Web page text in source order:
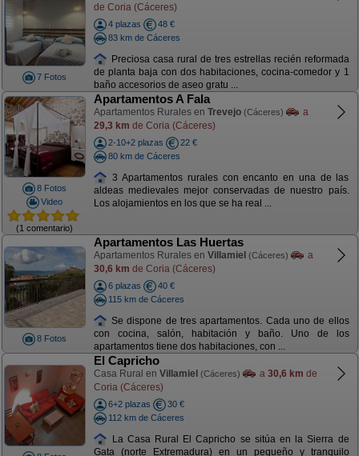
7 Fotos
de Coria (Cáceres)
4 plazas
48 €
83 km de Cáceres
Preciosa casa rural de tres estrellas recién reformada
de planta baja con dos habitaciones, cocina-comedor y 1
baño accesorios de aseo gratu ...
8 Fotos
Video
(1 comentario)
Apartamentos A Fala
Apartamentos Rurales en Trevejo (Cáceres)
a
29,3 km de Coria (Cáceres)
2-10+2 plazas
22 €
80 km de Cáceres
3 Apartamentos rurales con encanto en una de las
aldeas medievales mejor conservadas de nuestro país.
Los alojamientos en los que se ha real ...
8 Fotos
Apartamentos Las Huertas
Apartamentos Rurales en Villamiel (Cáceres)
a
30,6 km de Coria (Cáceres)
6 plazas
40 €
115 km de Cáceres
Se dispone de tres apartamentos. Cada uno de ellos
con cocina, salón, habitación y baño. Uno de los
apartamentos tiene dos habitaciones, con ...
El Capricho
Casa Rural en Villamiel (Cáceres) a 30,6 km de
Coria (Cáceres)
6+2 plazas
30 €
112 km de Cáceres
La Casa Rural El Capricho se sitúa en la Sierra de
Gata (norte Extremadura) en un pequeño y tranquilo